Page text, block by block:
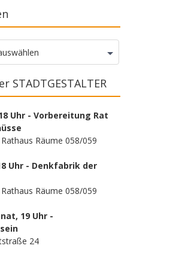
STADTGESTALTER
Uhr - Vorbereitung Rat
Räume 058/059
Uhr - Denkfabrik der
Räume 058/059
19 Uhr -
24